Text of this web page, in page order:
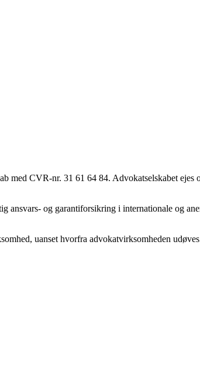
med CVR-nr. 31 61 64 84. Advokatselskabet
ansvars- og garantiforsikring i internationale og
uanset hvorfra advokatvirksomheden